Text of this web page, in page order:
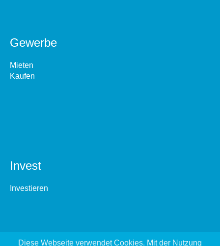
Gewerbe
Mieten
Kaufen
Invest
Investieren
Diese Webseite verwendet Cookies. Mit der Nutzung